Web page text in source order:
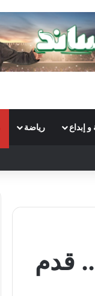
و إبداع رياضة
جنيه.. قدم